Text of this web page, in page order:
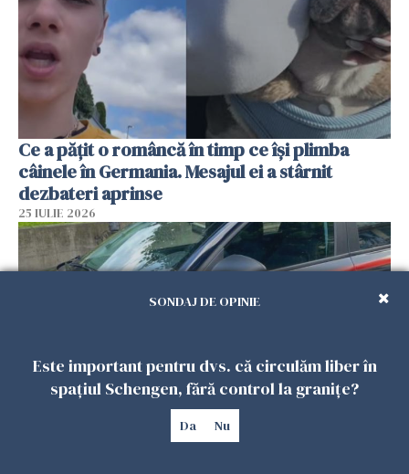
Ce a pățit o româncă în timp ce își plimba
câinele în Germania. Mesajul ei a stârnit
dezbateri aprinse
25 IULIE 2026
Româncă din Italia, acuzată că și-a lăsat copiii
SONDAJ DE OPINIE
Este important pentru dvs. că circulăm liber în
spațiul Schengen, fără control la granițe?
Da Nu